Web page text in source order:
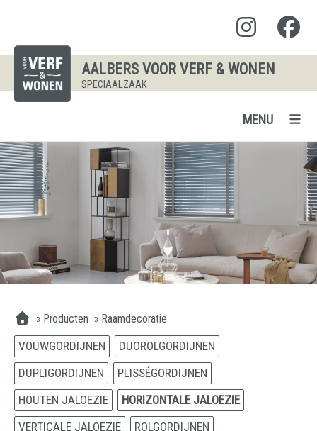
AALBERS VOOR VERF & WONEN
SPECIAALZAAK
MENU
» Producten » Raamdecoratie
VOUWGORDIJNEN
DUOROLGORDIJNEN
DUPLIGORDIJNEN
PLISSÉGORDIJNEN
HOUTEN JALOEZIE
HORIZONTALE JALOEZIE
VERTICALE JALOEZIE
ROLGORDIJNEN